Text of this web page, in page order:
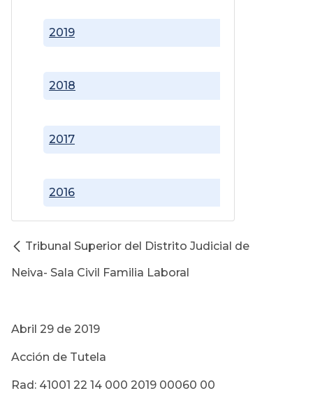
2016
2017
2018
2019
Tribunal Superior del Distrito Judicial de
Neiva- Sala Civil Familia Laboral
Abril 29 de 2019
Acción de Tutela
Rad: 41001 22 14 000 2019 00060 00